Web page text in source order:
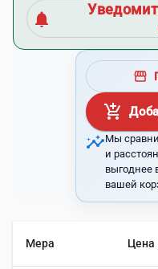
notifications
storefront
add_shopping_cart
insightsМы
и
выгоднее
вашей
Мера Цена